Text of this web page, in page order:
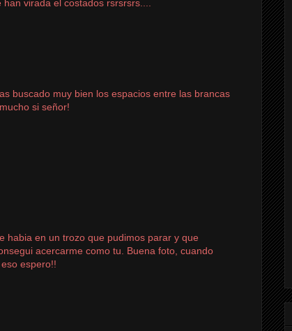
virada el costados rsrsrsrs....
buscado muy bien los espacios entre las brancas
si señor!
habia en un trozo que pudimos parar y que
acercarme como tu. Buena foto, cuando
espero!!